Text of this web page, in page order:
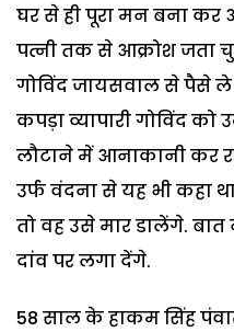
घर से ही पूरा मन बना
पत्नी तक से आक्रोश जता
गोविंद जायसवाल से पैसे ले
कपड़ा व्यापारी गोविंद को
लौटाने में आनाकानी कर
उर्फ वंदना से यह भी कहा
तो वह उसे मार डालेंगे. बात
दांव पर लगा देंगे.
58 साल के हाकम सिंह